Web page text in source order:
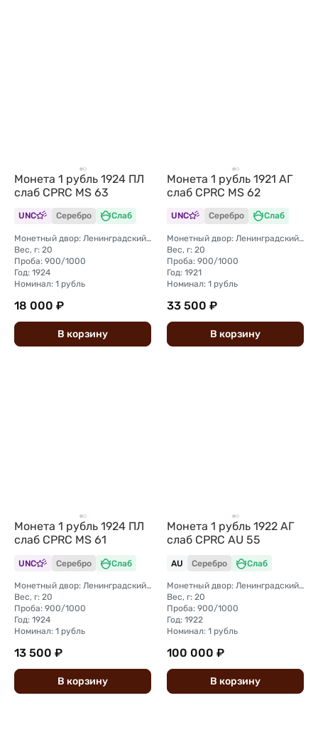
Монета 1 рубль 1924 ПЛ
слаб CPRC MS 63
UNC Серебро Слаб
Монетный двор: Ленинградский (ЛМД)
Вес, г: 20
Проба: 900/1000
Год: 1924
Номинал: 1 рубль
18 000 ₽
В корзину
Монета 1 рубль 1921 АГ
слаб CPRC MS 62
UNC Серебро Слаб
Монетный двор: Ленинградский (ЛМД)
Вес, г: 20
Проба: 900/1000
Год: 1921
Номинал: 1 рубль
33 500 ₽
В корзину
Монета 1 рубль 1924 ПЛ
слаб CPRC MS 61
UNC Серебро Слаб
Монетный двор: Ленинградский (ЛМД)
Вес, г: 20
Проба: 900/1000
Год: 1924
Номинал: 1 рубль
13 500 ₽
В корзину
Монета 1 рубль 1922 АГ
слаб CPRC AU 55
AU Серебро Слаб
Монетный двор: Ленинградский (ЛМД)
Вес, г: 20
Проба: 900/1000
Год: 1922
Номинал: 1 рубль
100 000 ₽
В корзину